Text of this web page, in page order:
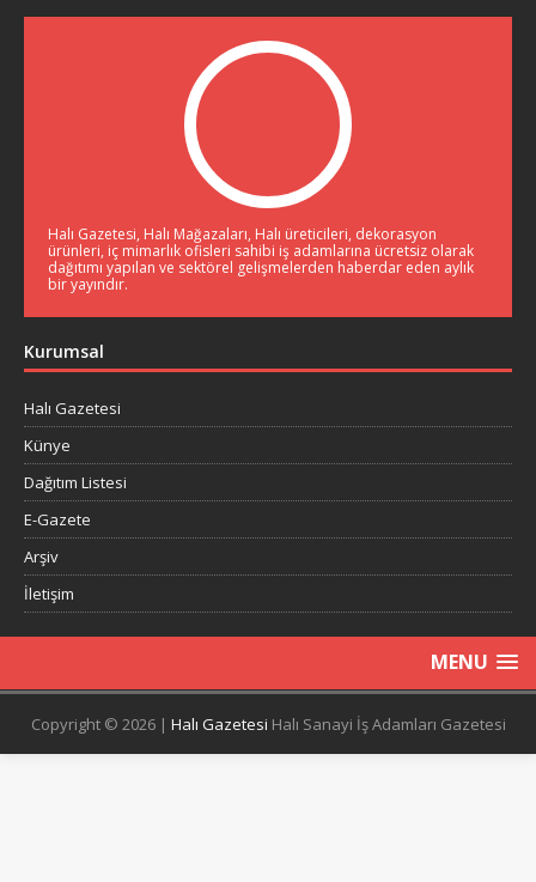
Halı Gazetesi, Halı Mağazaları, Halı üreticileri, dekorasyon
ürünleri, iç mimarlık ofisleri sahibi iş adamlarına ücretsiz olarak
dağıtımı yapılan ve sektörel gelişmelerden haberdar eden aylık
bir yayındır.
Kurumsal
Halı Gazetesi
Künye
Dağıtım Listesi
E-Gazete
Arşiv
İletişim
MENU
Copyright © 2026 | Halı Gazetesi Halı Sanayi İş Adamları Gazetesi